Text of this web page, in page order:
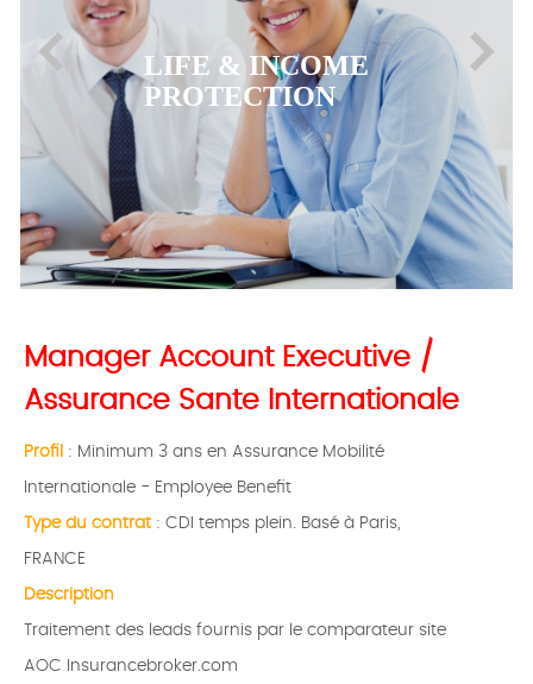
LIFE & INCOME
PROTECTION
Manager Account Executive /
Assurance Sante Internationale
Profil : Minimum 3 ans en Assurance Mobilité
Internationale - Employee Benefit
Type du contrat : CDI temps plein. Basé à Paris,
FRANCE
Description
Traitement des leads fournis par le comparateur site
AOC Insurancebroker.com